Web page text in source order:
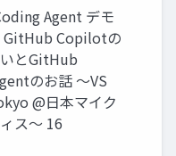
Agent デモ
GitHub Copilotの
とGitHub
のお話 〜VS
@日本マイク
ス〜 16